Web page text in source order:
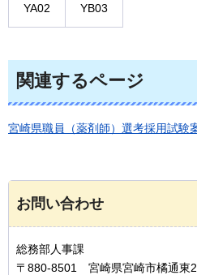
YA02 YB03
関連するページ
宮崎県職員（薬剤師）選考採用試験
お問い合わせ
総務部人事課
〒880-8501 宮崎県宮崎市橘通東